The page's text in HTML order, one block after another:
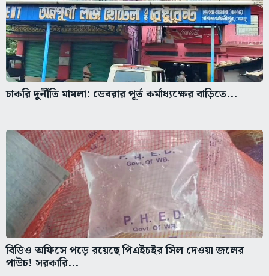
চাকরি দুর্নীতি মামলা: ডেবরার পূর্ত কর্মাধ্যক্ষের বাড়িতে...
বিডিও অফিসে পড়ে রয়েছে পিএইচইর সিল দেওয়া জলের
পাউচ! সরকারি...